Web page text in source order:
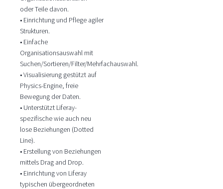
oder Teile davon.
• Einrichtung und Pflege agiler
Strukturen.
• Einfache
Organisationsauswahl mit
Suchen/Sortieren/Filter/Mehrfachauswahl.
• Visualisierung gestützt auf
Physics-Engine, freie
Bewegung der Daten.
• Unterstützt Liferay-
spezifische wie auch neu
lose Beziehungen (Dotted
Line).
• Erstellung von Beziehungen
mittels Drag and Drop.
• Einrichtung von Liferay
typischen übergeordneten